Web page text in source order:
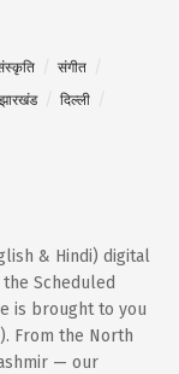
संगीत
झारखंड
दिल्ली
& Hindi) digital
Scheduled
is brought to you
From the North
— our